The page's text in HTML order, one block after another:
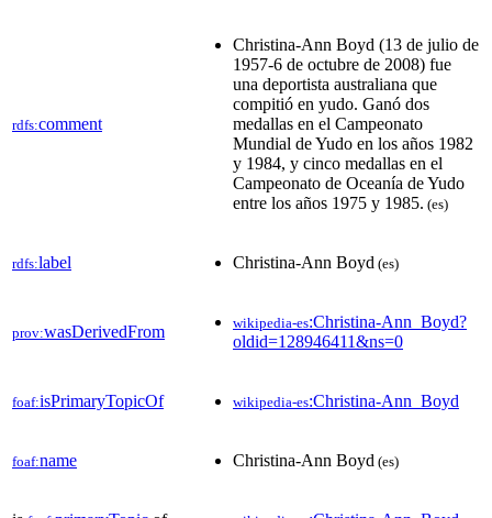
rdfs:comment
Christina-Ann Boyd (13 de julio de
1957-6 de octubre de 2008) fue
una deportista australiana que
compitió en yudo. Ganó dos
medallas en el Campeonato
Mundial de Yudo en los años 1982
y 1984, y cinco medallas en el
Campeonato de Oceanía de Yudo
entre los años 1975 y 1985.​ (es)
rdfs:label Christina-Ann Boyd (es)
prov:wasDerivedFrom wikipedia-es:Christina-Ann_Boyd?
oldid=128946411&ns=0
foaf:isPrimaryTopicOf wikipedia-es:Christina-Ann_Boyd
foaf:name Christina-Ann Boyd (es)